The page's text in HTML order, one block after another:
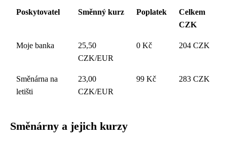
Poskytovatel
Směnný kurz Poplatek
Celkem
CZK
Moje banka
25,50
CZK/EUR
0 Kč 204 CZK
Směnárna na
letišti
23,00
CZK/EUR
99 Kč 283 CZK
Směnárny a jejich kurzy